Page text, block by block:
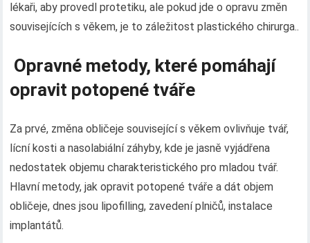
lékaři, aby provedl protetiku, ale pokud jde o opravu změn
souvisejících s věkem, je to záležitost plastického chirurga..
Opravné metody, které pomáhají
opravit potopené tváře
Za prvé, změna obličeje související s věkem ovlivňuje tvář,
lícní kosti a nasolabiální záhyby, kde je jasně vyjádřena
nedostatek objemu charakteristického pro mladou tvář.
Hlavní metody, jak opravit potopené tváře a dát objem
obličeje, dnes jsou lipofilling, zavedení plničů, instalace
implantátů.